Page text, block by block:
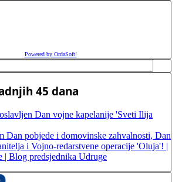
Powered by OrdaSoft!
45 dana
Dan vojne kapelanije 'Sveti Ilija
Dan pobjede i domovinske zahvalnosti, Dan
i Vojno-redarstvene operacije 'Oluja'! |
| Blog predsjednika Udruge